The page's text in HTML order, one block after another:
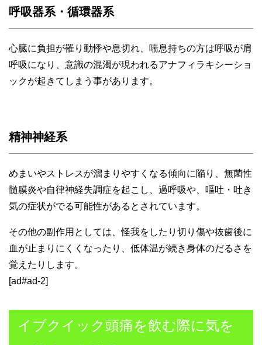
呼吸器系・循環器系
心臓に負担が罹り動悸や息切れ、喘息持ちの方は呼吸が肩
呼吸になり、意識の混濁が現われるアナフィラキシーショ
ックが起きてしまう事があります。
精神神経系
めまいやストレスが溜まりやすくなる傾向に陥り、無菌性
髄膜炎や自律神経失調症を起こし、過呼吸や、嘔吐・吐き
気の症状がでる可能性があるとされています。
その他の副作用としては、怪我をしたり切り傷や抜歯後に
血が止まりにくくなったり、低体温が続き身体のだるさを
覚えたりします。
[ad#ad-2]
イブクイック頭痛を飲む際に気を